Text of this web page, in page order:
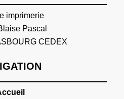
imprimerie
Pascal
CEDEX